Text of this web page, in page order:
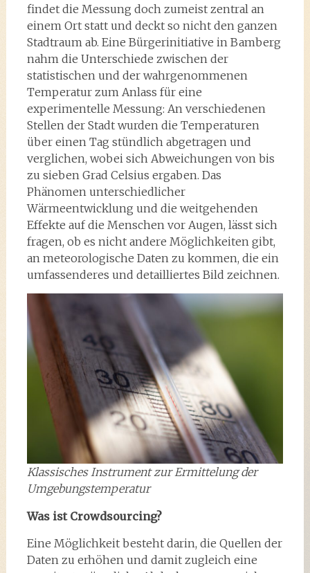
findet die Messung doch zumeist zentral an
einem Ort statt und deckt so nicht den ganzen
Stadtraum ab. Eine Bürgerinitiative in Bamberg
nahm die Unterschiede zwischen der
statistischen und der wahrgenommenen
Temperatur zum Anlass für eine
experimentelle Messung: An verschiedenen
Stellen der Stadt wurden die Temperaturen
über einen Tag stündlich abgetragen und
verglichen, wobei sich Abweichungen von bis
zu sieben Grad Celsius ergaben. Das
Phänomen unterschiedlicher
Wärmeentwicklung und die weitgehenden
Effekte auf die Menschen vor Augen, lässt sich
fragen, ob es nicht andere Möglichkeiten gibt,
an meteorologische Daten zu kommen, die ein
umfassenderes und detailliertes Bild zeichnen.
Klassisches Instrument zur Ermittelung der
Umgebungstemperatur
Was ist Crowdsourcing?
Eine Möglichkeit besteht darin, die Quellen der
Daten zu erhöhen und damit zugleich eine